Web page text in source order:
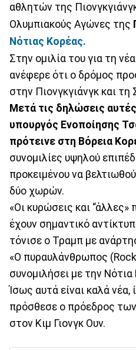
αθλητών της
Ολυμπιακούς Αγώνες της
Νότιας Κορέας.
Στην ομιλία του για τη
ανέφερε ότι ο δρόμος
στην Πιονγκγιάνγκ και τη
Μετά τις δηλώσεις
υπουργός Ενοποίησης
πρότεινε στη Βόρεια
συνομιλίες υψηλού
προκειμένου να
δύο χωρών.
«Οι κυρώσεις και “άλλες»
έχουν σημαντικό
τόνισε ο Τραμπ με
«Ο πυραυλάνθρωπος
συνομιλήσει με την
Ίσως αυτά είναι καλά νέα,
πρόσθεσε ο πρόεδρος
στον Κιμ Γιονγκ Ουν.